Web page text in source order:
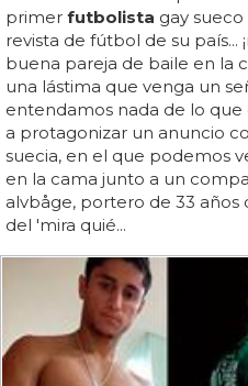
primer futbolista gay
revista de fútbol de su país...
buena pareja de baile en la
una lástima que venga un
entendamos nada de lo que
a protagonizar un anuncio
suecia, en el que podemos
en la cama junto a un
alvbåge, portero de 33
del 'mira quié...